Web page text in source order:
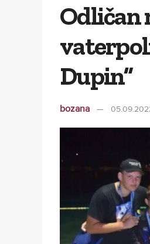
Odličan
Dupin”
bozana